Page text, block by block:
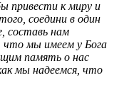
привести к миру и
соедини в один
составь нам
что мы имеем у Бога
память о нас
мы надеемся, что